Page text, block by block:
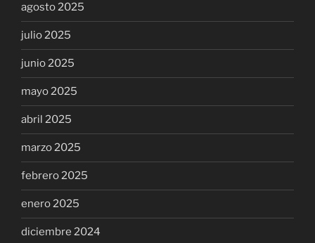
agosto 2025
julio 2025
junio 2025
mayo 2025
abril 2025
marzo 2025
febrero 2025
enero 2025
diciembre 2024